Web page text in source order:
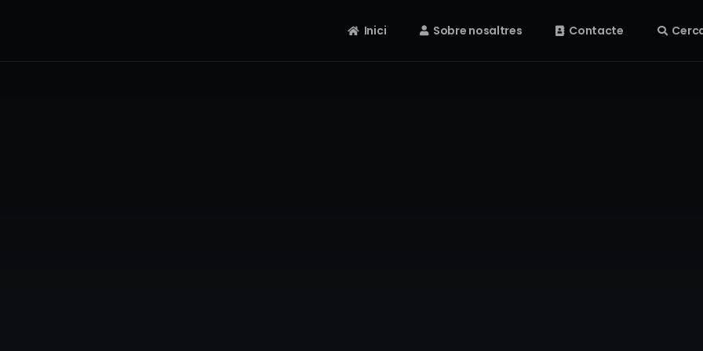
Inici Sobre nosaltres Contacte